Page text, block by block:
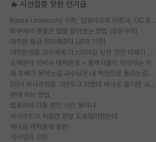
🔥 시선집중 핫한 인기글
Korea University 수학, 컴퓨터과학 이학사, UC Berkeley 산업공학 대학원 공학박사가 되는 것은 쉽지 않겠죠?
외부에서 괜찮은 랩을 알아보는 방법 (장문주의)
대학원 월급 정리해준다 (공대 기준)
대학원생들 교수에게 가스라이팅 당한 것은 이해가 갑니다. 안타깝네요.
소재분야 석박사 대학원생 + 물박사들이 착각하는 거
왜 후배가 못하는걸 교수님은 내 책임으로 돌리는걸까요?
SSH 박사과정을 그만두고 지방대 박사로 옮기면 교수의 꿈은 끝일까요?
편애 하는 방법
랩홈피에 다들 본인 사진 올리냐
이사이트가 처음엔 정말 도움많이됐는데
역대급 대학원생 빌런
석사생의 고민